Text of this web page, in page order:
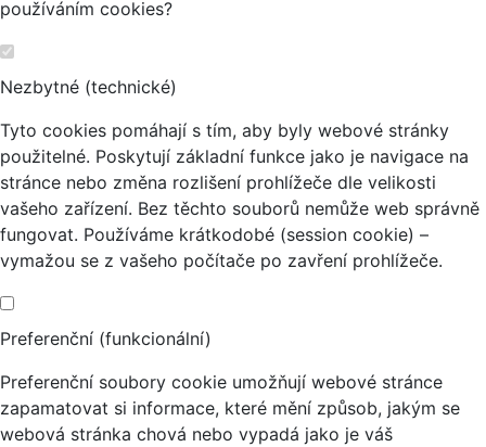
používáním cookies?
Nezbytné (technické)
Tyto cookies pomáhají s tím, aby byly webové stránky
použitelné. Poskytují základní funkce jako je navigace na
stránce nebo změna rozlišení prohlížeče dle velikosti
vašeho zařízení. Bez těchto souborů nemůže web správně
fungovat. Používáme krátkodobé (session cookie) –
vymažou se z vašeho počítače po zavření prohlížeče.
Preferenční (funkcionální)
Preferenční soubory cookie umožňují webové stránce
zapamatovat si informace, které mění způsob, jakým se
webová stránka chová nebo vypadá jako je váš